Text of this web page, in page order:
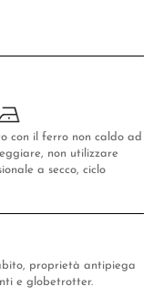
con il ferro non caldo ad
non utilizzare
a secco, ciclo
proprietà antipiega
e globetrotter.